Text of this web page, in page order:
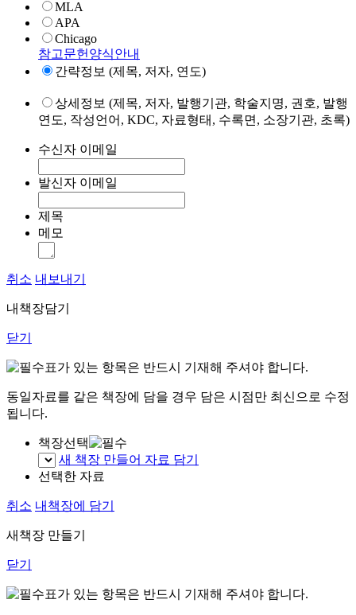
MLA
APA
Chicago
참고문헌양식안내
간략정보 (제목, 저자, 연도)
상세정보 (제목, 저자, 발행기관, 학술지명, 권호, 발행
연도, 작성언어, KDC, 자료형태, 수록면, 소장기관, 초록)
수신자 이메일
발신자 이메일
제목
메모
취소 내보내기
내책장담기
닫기
표가 있는 항목은 반드시 기재해 주셔야 합니다.
동일자료를 같은 책장에 담을 경우 담은 시점만 최신으로 수정
됩니다.
책장선택
새 책장 만들어 자료 담기
선택한 자료
취소 내책장에 담기
새책장 만들기
닫기
표가 있는 항목은 반드시 기재해 주셔야 합니다.